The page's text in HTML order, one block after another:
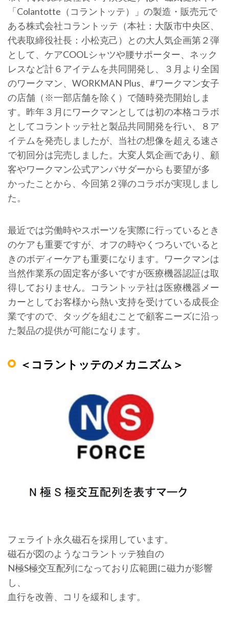
「Colantotte（コラントッテ）」の製造・販売元で
ある株式会社コラントッテ（本社：大阪市中央区、
代表取締役社長：小松克己）との大人気企画第２弾
として、ケアCOOLシャツや腰サポーター、ネック
レスなど計６アイテムを共同開発し、３月より全国
のワークマン、WORKMAN Plus、#ワークマン女子
の店舗（※一部店舗を除く）で随時発売開始しま
す。昨年３月にワークマンとしては初の本格コラボ
としてコラントッテ社と製品共同開発を行い、８ア
イテムを発売しましたが、当社の想像を超える速さ
で初回分は完売しました。大変人気企画であり、顧
客やワークマン公式アンバサダーからも要望が多
かったことから、今回第２弾のコラボが実現しまし
た。
最近では労働時やスポーツを実際に行っているとき
のケアも重要ですが、オフの時やくつろいでいると
きのボディーケアも重要になります。ワークマンは
当然作業系の固定客が多いですが医療機器認証は取
得しておりません。コラントッテ社は医療機器メー
カーとしてお客様から熱い支持を受けている成長企
業ですので、タッグを組むことで顧客ニーズに沿っ
た製品の提供が可能になります。
＜コラントッテのメカニズム＞
フェライト永久磁石を採用しています。
磁石が図のようなコラントッテ独自の
N極S極交互配列になっており広範囲に磁力が影響
し、
血行を改善、コリを緩和します。